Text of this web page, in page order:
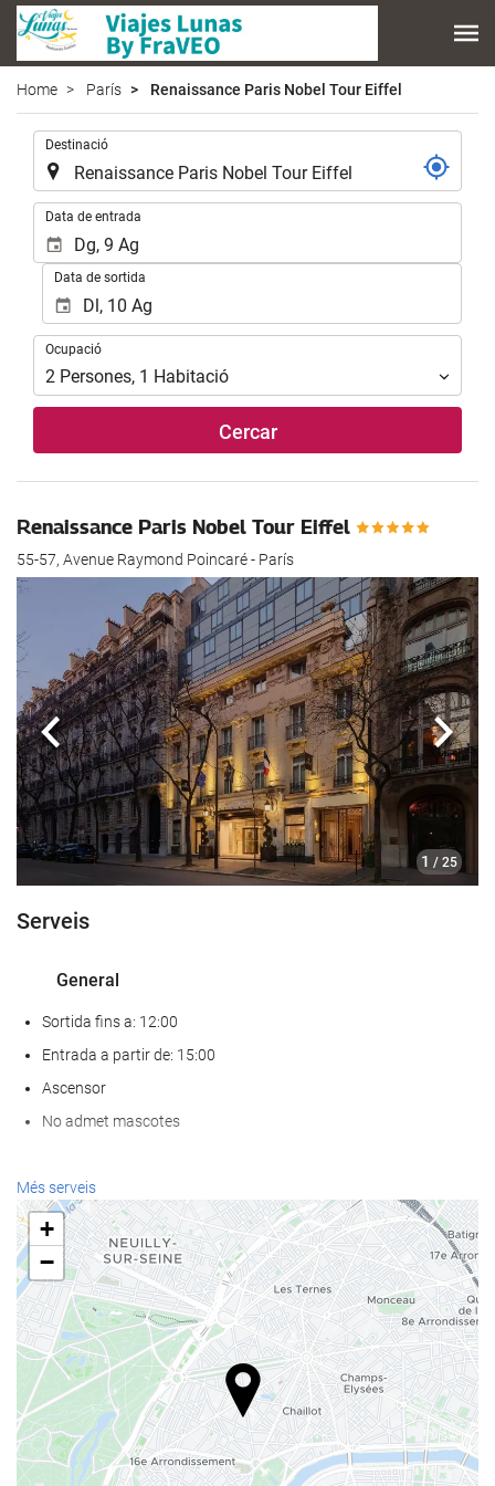
Home París Renaissance Paris Nobel Tour Eiffel
Destinació
Data de entrada
Data de sortida
Ocupació
Ocupació
2 Persones, 1 Habitació
Cercar
Renaissance Paris Nobel Tour Eiffel
55-57, Avenue Raymond Poincaré - París
1 / 25
Anterior
Serveis
General
Sortida fins a: 12:00
Entrada a partir de: 15:00
Ascensor
No admet mascotes
Serveis de recepci?
Recepció 24 hores
Guardaequipatges
Menjar i beguda
Restaurant a la carta
Instal·lacions de negocis
Més serveis
+
−